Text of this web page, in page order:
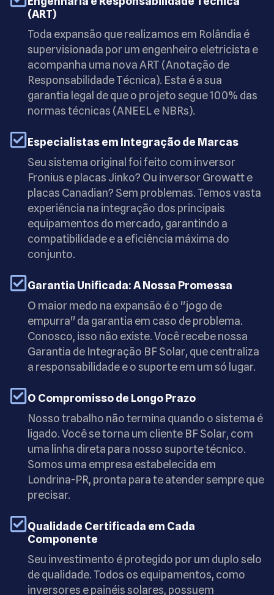
(ART)
Toda expansão que realizamos em Rolândia é
supervisionada por um engenheiro eletricista e
acompanha uma nova ART (Anotação de
Responsabilidade Técnica). Esta é a sua
garantia legal de que o projeto segue 100% das
normas técnicas (ANEEL e NBRs).
Especialistas em Integração de Marcas
Seu sistema original foi feito com inversor
Fronius e placas Jinko? Ou inversor Growatt e
placas Canadian? Sem problemas. Temos vasta
experiência na integração dos principais
equipamentos do mercado, garantindo a
compatibilidade e a eficiência máxima do
conjunto.
Garantia Unificada: A Nossa Promessa
O maior medo na expansão é o "jogo de
empurra" da garantia em caso de problema.
Conosco, isso não existe. Você recebe nossa
Garantia de Integração BF Solar, que centraliza
a responsabilidade e o suporte em um só lugar.
O Compromisso de Longo Prazo
Nosso trabalho não termina quando o sistema é
ligado. Você se torna um cliente BF Solar, com
uma linha direta para nosso suporte técnico.
Somos uma empresa estabelecida em
Londrina-PR, pronta para te atender sempre que
precisar.
Qualidade Certificada em Cada
Componente
Seu investimento é protegido por um duplo selo
de qualidade. Todos os equipamentos, como
inversores e painéis solares, possuem